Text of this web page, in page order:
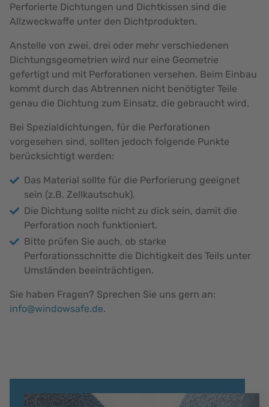
Perforierte Dichtungen und Dichtkissen sind die
Allzweckwaffe unter den Dichtprodukten.
Anstelle von zwei, drei oder mehr verschiedenen
Dichtungsgeometrien wird nur eine Geometrie
gefertigt und mit Perforationen versehen. Beim Einbau
kommt durch das Abtrennen nicht benötigter Teile
genau die Dichtung zum Einsatz, die gebraucht wird.
Bei Spezialdichtungen, für die Perforationen
vorgesehen sind, sollten jedoch folgende Punkte
berücksichtigt werden:
Das Material sollte für die Perforierung geeignet
sein (z.B. Zellkautschuk).
Die Dichtung sollte nicht zu dick sein, damit die
Perforation noch funktioniert.
Bitte prüfen Sie auch, ob starke
Perforationsschnitte die Dichtigkeit des Teils unter
Umständen beeinträchtigen.
Sie haben Fragen? Sprechen Sie uns gern an:
info@windowsafe.de.